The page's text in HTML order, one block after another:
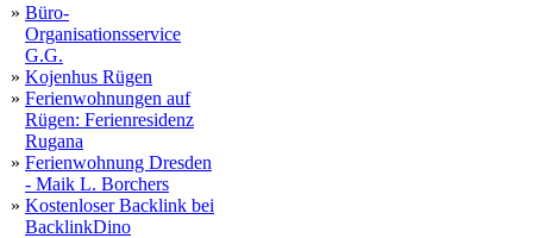
» Büro-
Organisationsservice
G.G.
» Kojenhus Rügen
» Ferienwohnungen auf
Rügen: Ferienresidenz
Rugana
» Ferienwohnung Dresden
- Maik L. Borchers
» Kostenloser Backlink bei
BacklinkDino